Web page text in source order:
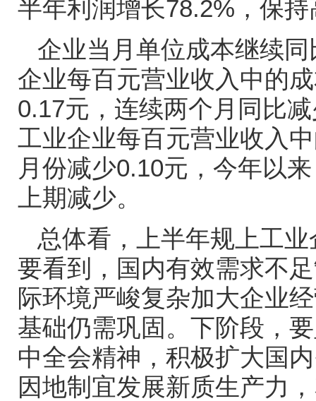
半年利润增长78.2% ，保
企业当月单位成本继续
企业每百元营业收入中的
0.17元，连续两个月同比
工业企业每百元营业收入
月份减少0.10元，今年以
上期减少。
总体看，上半年规上工
要看到，国内有效需求不
际环境严峻复杂加大企业
基础仍需巩固。下阶段，
中全会精神，积极扩大国
因地制宜发展新质生产力